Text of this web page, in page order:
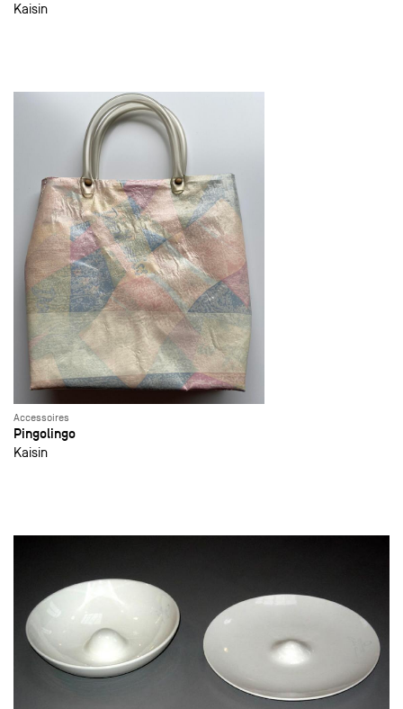
Kaisin
Accessoires
Pingolingo
Kaisin